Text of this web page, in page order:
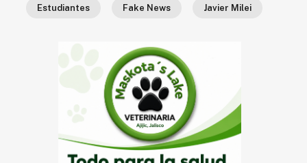
Estudiantes Fake News Javier Milei